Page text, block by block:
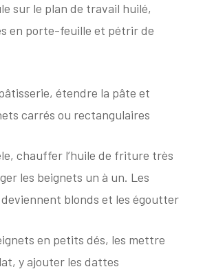
sur le plan de travail huilé,
en porte-feuille et pétrir de
étendre la pâte et
carrés ou rectangulaires
chauffer l’huile de friture très
les beignets un à un. Les
deviennent blonds et les égoutter
en petits dés, les mettre
y ajouter les dattes